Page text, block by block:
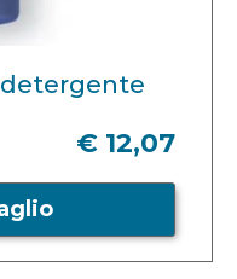
€ 12,07